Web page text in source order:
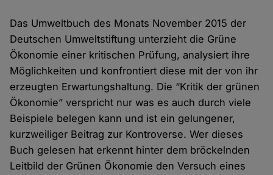
Das Umweltbuch des Monats November 2015 der
Deutschen Umweltstiftung unterzieht die Grüne
Ökonomie einer kritischen Prüfung, analysiert ihre
Möglichkeiten und konfrontiert diese mit der von ihr
erzeugten Erwartungshaltung. Die “Kritik der grünen
Ökonomie” verspricht nur was es auch durch viele
Beispiele belegen kann und ist ein gelungener,
kurzweiliger Beitrag zur Kontroverse. Wer dieses
Buch gelesen hat erkennt hinter dem bröckelnden
Leitbild der Grünen Ökonomie den Versuch eines